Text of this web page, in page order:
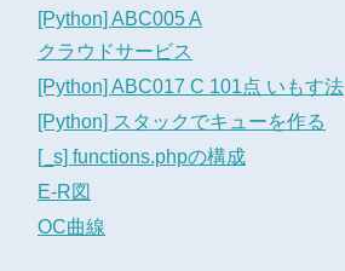
[Python] ABC005 A
クラウドサービス
[Python] ABC017 C 101点 いもす法
[Python] スタックでキューを作る
[_s] functions.phpの構成
E-R図
OC曲線